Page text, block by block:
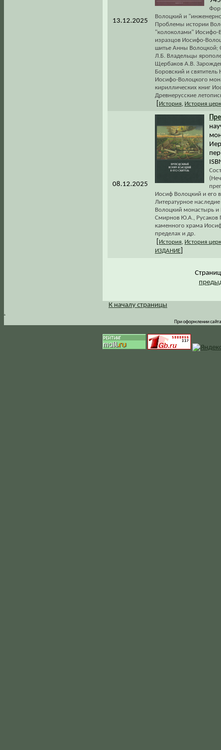
13.12.2025
Волоцкий и
Проблемы истории
"колоколами" Иосифо-
изразцов Иосифо-
шитье Анны Волоцкой;
Л.Б. Владельцы
Щербаков А.В.
Боровский и
Иосифо-Волоцкого
кириллических книг
Древнерусские
История История
08.12.2025
Иосиф Волоцкий и его
Литературное
Волоцкий монастырь и
Смирнов Ю.А., Русаков
каменного храма
пределах и др.
История История
ИЗДАНИЕ
.
К началу страницы
При оформлении